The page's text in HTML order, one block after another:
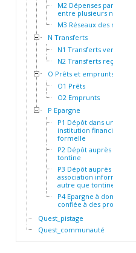
M2 Dépenses partagées
entre plusieurs noyaux
M3 Réseaux des noyaux
N Transferts
N1 Transferts versés
N2 Transferts reçus
O Prêts et emprunts
O1 Prêts
O2 Emprunts
P Epargne
P1 Dépôt dans une
institution financière
formelle
P2 Dépôt auprès d'une
tontine
P3 Dépôt auprès d'une
association informelle
autre que tontine
P4 Epargne à domicile ou
confiée à des proches
Quest_pistage
Quest_communauté